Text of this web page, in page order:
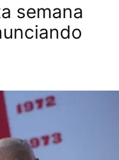
semana